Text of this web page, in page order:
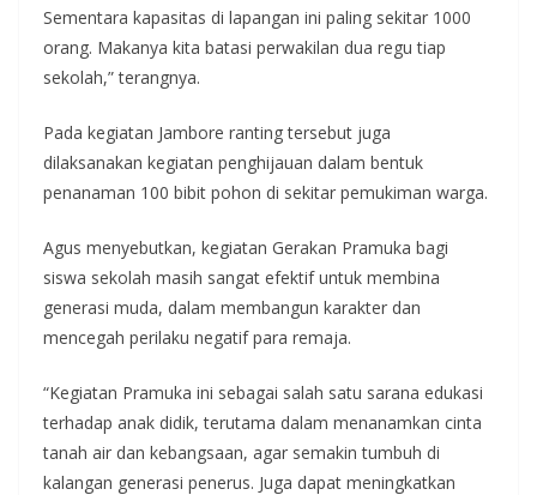
Sementara kapasitas di lapangan ini paling sekitar 1000
orang. Makanya kita batasi perwakilan dua regu tiap
sekolah,” terangnya.
Pada kegiatan Jambore ranting tersebut juga
dilaksanakan kegiatan penghijauan dalam bentuk
penanaman 100 bibit pohon di sekitar pemukiman warga.
Agus menyebutkan, kegiatan Gerakan Pramuka bagi
siswa sekolah masih sangat efektif untuk membina
generasi muda, dalam membangun karakter dan
mencegah perilaku negatif para remaja.
“Kegiatan Pramuka ini sebagai salah satu sarana edukasi
terhadap anak didik, terutama dalam menanamkan cinta
tanah air dan kebangsaan, agar semakin tumbuh di
kalangan generasi penerus. Juga dapat meningkatkan